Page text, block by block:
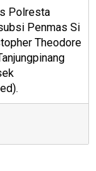
Polresta
Penmas Si
Theodore